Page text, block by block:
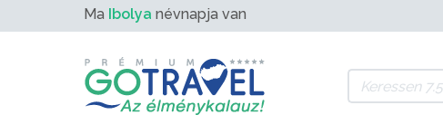
Ma Ibolya névnapja van